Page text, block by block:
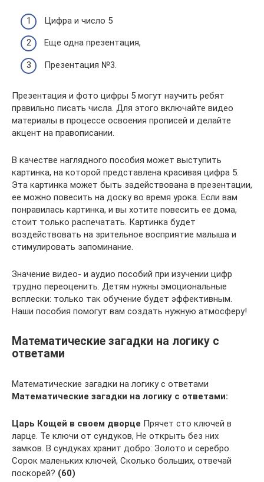
Цифра и число 5
Еще одна презентация,
Презентация №3.
Презентация и фото цифры 5 могут научить ребят
правильно писать числа. Для этого включайте видео
материалы в процессе освоения прописей и делайте
акцент на правописании.
В качестве наглядного пособия может выступить
картинка, на которой представлена красивая цифра 5.
Эта картинка может быть задействована в презентации,
ее можно повесить на доску во время урока. Если вам
понравилась картинка, и вы хотите повесить ее дома,
стоит только распечатать. Картинка будет
воздействовать на зрительное восприятие малыша и
стимулировать запоминание.
Значение видео- и аудио пособий при изучении цифр
трудно переоценить. Детям нужны эмоциональные
всплески: только так обучение будет эффективным.
Наши пособия помогут вам создать нужную атмосферу!
Математические загадки на логику с
ответами
Математические загадки на логику с ответами
Математические загадки на логику с ответами:
Царь Кощей в своем дворце Прячет сто ключей в
ларце. Те ключи от сундуков, Не открыть без них
замков. В сундуках хранит добро: Золото и серебро.
Сорок маленьких ключей, Сколько больших, отвечай
поскорей? (60)